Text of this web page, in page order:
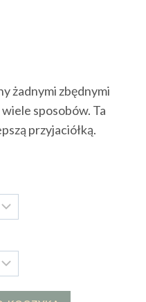
zł.
żadnymi zbędnymi
sposobów. Ta
przyjaciółką.